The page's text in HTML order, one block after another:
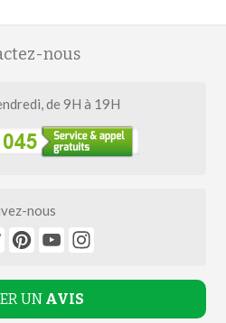
nous
de 9H à 19H
nous
UN AVIS